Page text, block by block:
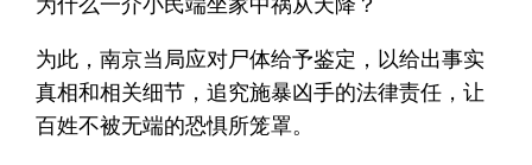
为此，南京当局应对尸体给予鉴定，以给出事实
真相和相关细节，追究施暴凶手的法律责任，让
百姓不被无端的恐惧所笼罩。